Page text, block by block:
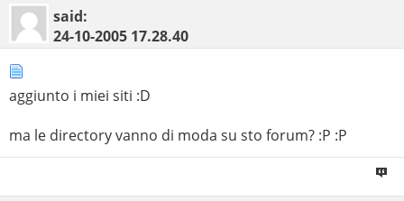
said:
24-10-2005 17.28.40
aggiunto i miei siti :D
ma le directory vanno di moda su sto forum? :P :P